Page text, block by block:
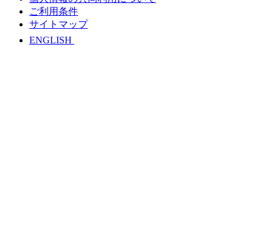
ご利用条件
サイトマップ
ENGLISH